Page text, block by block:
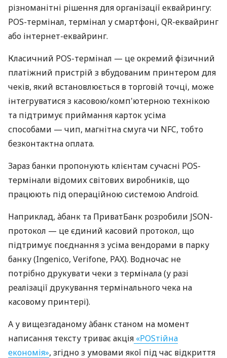
різноманітні рішення для організації еквайрингу:
POS-термінал, термінал у смартфоні, QR-еквайринг
або інтернет-еквайринг.
Класичний POS-термінал — це окремий фізичний
платіжний пристрій з вбудованим принтером для
чеків, який встановлюється в торговій точці, може
інтегруватися з касовою/комп'ютерною технікою
та підтримує приймання карток усіма
способами — чип, магнітна смуга чи NFC, тобто
безконтактна оплата.
Зараз банки пропонують клієнтам сучасні POS-
термінали відомих світових виробників, що
працюють під операційною системою Android.
Наприклад, àбанк та ПриватБанк розробили JSON-
протокол — це єдиний касовий протокол, що
підтримує поєднання з усіма вендорами в парку
банку (Ingenico, Verifone, PAX). Водночас не
потрібно друкувати чеки з термінала (у разі
реалізації друкування термінального чека на
касовому принтері).
А у вищезгаданому àбанк станом на момент
написання тексту триває акція «POSтійна
економія», згідно з умовами якої під час відкриття